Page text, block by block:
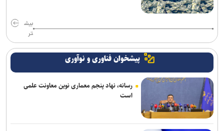
بیش
تر
پیشخوان فناوری و نوآوری
رسانه، نهاد پنجم معماری نوین معاونت علمی
است